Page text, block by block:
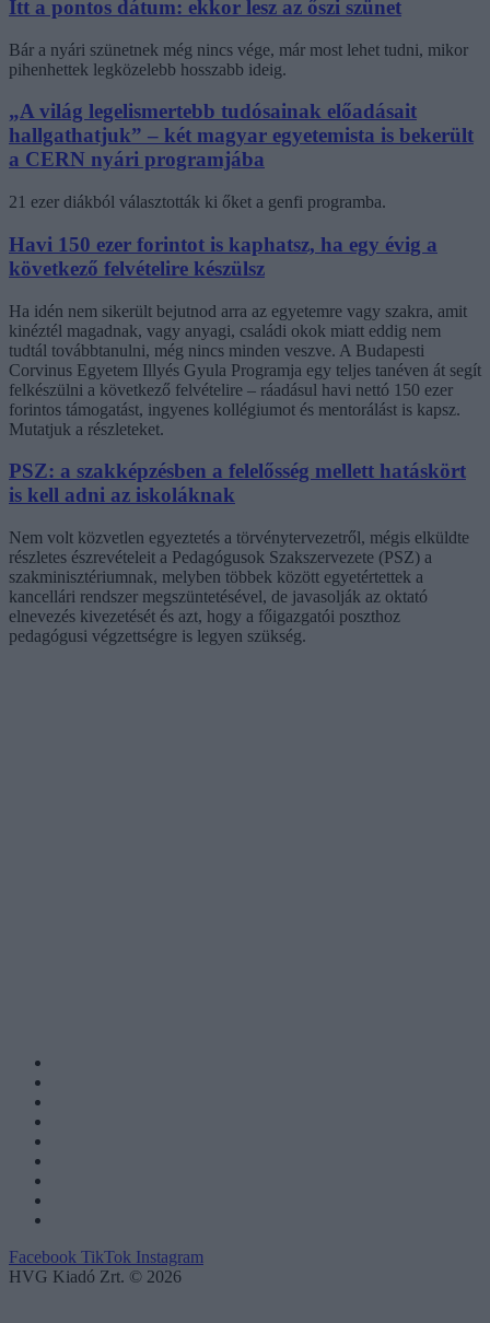
Itt a pontos dátum: ekkor lesz az őszi szünet
Bár a nyári szünetnek még nincs vége, már most lehet tudni, mikor
pihenhettek legközelebb hosszabb ideig.
„A világ legelismertebb tudósainak előadásait
hallgathatjuk” – két magyar egyetemista is bekerült
a CERN nyári programjába
21 ezer diákból választották ki őket a genfi programba.
Havi 150 ezer forintot is kaphatsz, ha egy évig a
következő felvételire készülsz
Ha idén nem sikerült bejutnod arra az egyetemre vagy szakra, amit
kinéztél magadnak, vagy anyagi, családi okok miatt eddig nem
tudtál továbbtanulni, még nincs minden veszve. A Budapesti
Corvinus Egyetem Illyés Gyula Programja egy teljes tanéven át segít
felkészülni a következő felvételire – ráadásul havi nettó 150 ezer
forintos támogatást, ingyenes kollégiumot és mentorálást is kapsz.
Mutatjuk a részleteket.
PSZ: a szakképzésben a felelősség mellett hatáskört
is kell adni az iskoláknak
Nem volt közvetlen egyeztetés a törvénytervezetről, mégis elküldte
részletes észrevételeit a Pedagógusok Szakszervezete (PSZ) a
szakminisztériumnak, melyben többek között egyetértettek a
kancellári rendszer megszüntetésével, de javasolják az oktató
elnevezés kivezetését és azt, hogy a főigazgatói poszthoz
pedagógusi végzettségre is legyen szükség.
Facebook TikTok Instagram
HVG Kiadó Zrt. © 2026